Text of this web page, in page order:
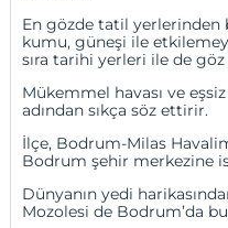
En gözde tatil
kumu, güneşi ile
sıra tarihi yerleri ile de
Mükemmel havası ve
adından sıkça söz ettirir.
İlçe, Bodrum-Milas
Bodrum şehir merkezine
Dünyanın yedi
Mozolesi de Bodrum’da